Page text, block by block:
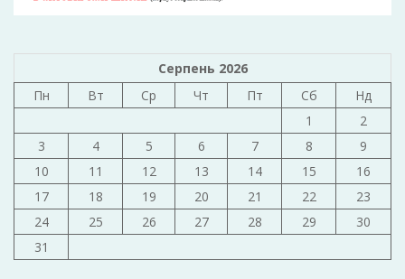
Серпень 2026
Пн
Вт Ср Чт Пт Сб
Нд
1
2
3
4 5 6 7 8
9
10
11 12 13 14 15
16
17
18 19 20 21 22
23
24
25 26 27 28 29
30
31